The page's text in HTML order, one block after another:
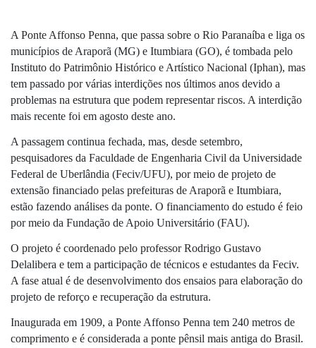
A Ponte Affonso Penna, que passa sobre o Rio Paranaíba e liga os
municípios de Araporã (MG) e Itumbiara (GO), é tombada pelo
Instituto do Patrimônio Histórico e Artístico Nacional (Iphan), mas
tem passado por várias interdições nos últimos anos devido a
problemas na estrutura que podem representar riscos. A interdição
mais recente foi em agosto deste ano.
A passagem continua fechada, mas, desde setembro,
pesquisadores da Faculdade de Engenharia Civil da Universidade
Federal de Uberlândia (Feciv/UFU), por meio de projeto de
extensão financiado pelas prefeituras de Araporã e Itumbiara,
estão fazendo análises da ponte. O financiamento do estudo é feio
por meio da Fundação de Apoio Universitário (FAU).
O projeto é coordenado pelo professor Rodrigo Gustavo
Delalibera e tem a participação de técnicos e estudantes da Feciv.
A fase atual é de desenvolvimento dos ensaios para elaboração do
projeto de reforço e recuperação da estrutura.
Inaugurada em 1909, a Ponte Affonso Penna tem 240 metros de
comprimento e é considerada a ponte pênsil mais antiga do Brasil.